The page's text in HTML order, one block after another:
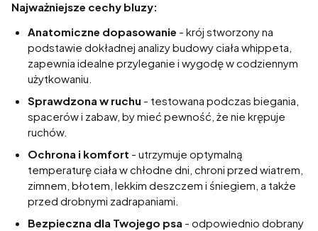
Najważniejsze cechy bluzy:
Anatomiczne dopasowanie - krój stworzony na
podstawie dokładnej analizy budowy ciała whippeta,
zapewnia idealne przyleganie i wygodę w codziennym
użytkowaniu.
Sprawdzona w ruchu - testowana podczas biegania,
spacerów i zabaw, by mieć pewność, że nie krępuje
ruchów.
Ochrona i komfort - utrzymuje optymalną
temperaturę ciała w chłodne dni, chroni przed wiatrem,
zimnem, błotem, lekkim deszczem i śniegiem, a także
przed drobnymi zadrapaniami.
Bezpieczna dla Twojego psa - odpowiednio dobrany